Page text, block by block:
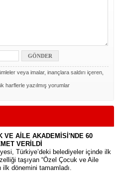
veya imalar, inançlara saldırı içeren,
harflerle yazılmış yorumlar
VE AİLE AKADEMİSİ'NDE 60
VERİLDİ
Türkiye’deki belediyeler içinde ilk
taşıyan “Özel Çocuk ve Aile
ilk dönemini tamamladı.